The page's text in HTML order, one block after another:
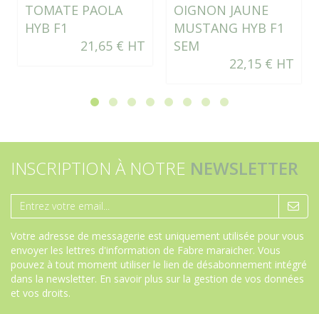
TOMATE PAOLA
HYB F1
21,65 € HT
OIGNON JAUNE
MUSTANG HYB F1
SEM
22,15 € HT
INSCRIPTION À NOTRE NEWSLETTER
Votre adresse de messagerie est uniquement utilisée pour vous
envoyer les lettres d'information de Fabre maraicher. Vous
pouvez à tout moment utiliser le lien de désabonnement intégré
dans la newsletter. En savoir plus sur la gestion de vos données
et vos droits.